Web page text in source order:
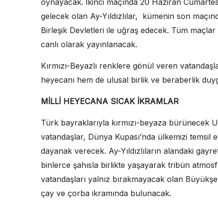
oynayacak. İkinci maçında 20 Haziran
gelecek olan Ay-Yıldızlılar, kümenin son
Birleşik Devletleri ile uğraş edecek. Tüm
canlı olarak yayınlanacak.
Kırmızı-Beyazlı renklere gönül veren
heyecanı hem de ulusal birlik ve beraberlik
MİLLİ HEYECANA SICAK İKRAMLAR
Türk bayraklarıyla kırmızı-beyaza bürünecek
vatandaşlar, Dünya Kupası’nda ülkemizi
dayanak verecek. Ay-Yıldızlıların alandaki
binlerce şahısla birlikte yaşayarak tribün
vatandaşları yalnız bırakmayacak olan
çay ve çorba ikramında bulunacak.